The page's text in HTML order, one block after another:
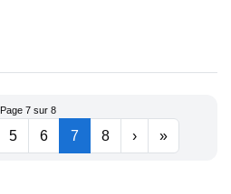
Page 7 sur 8
5 6 7 8 › »